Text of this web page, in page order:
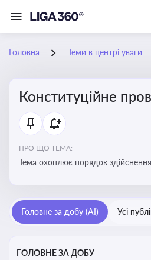
Головна Теми в центрі уваги
Конституційне
ПРО ЩО ТЕМА:
Тема охоплює порядок
Головне за добу (AI) Усі
ГОЛОВНЕ ЗА ДОБУ